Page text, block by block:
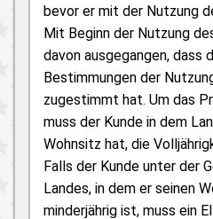
bevor er mit der Nutzung
Mit Beginn der Nutzung
davon ausgegangen, dass
Bestimmungen der
zugestimmt hat. Um das
muss der Kunde in dem
Wohnsitz hat, die
Falls der Kunde unter der
Landes, in dem er seinen
minderjährig ist, muss ein